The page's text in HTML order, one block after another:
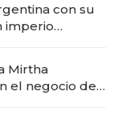
con su
imperio
Mirtha
el negocio del